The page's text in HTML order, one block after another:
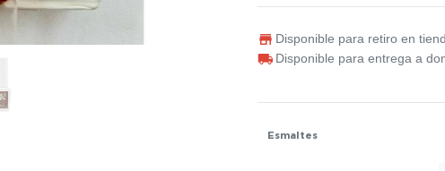
Disponible para retiro en
Disponible para entrega a
Esmaltes